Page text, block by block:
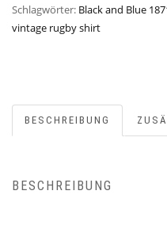
Schlagwörter: Black and Blue
vintage rugby shirt
BESCHREIBUNG
BESCHREIBUNG